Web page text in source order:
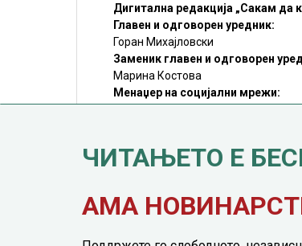
Дигитална редакција „Сакам да
Главен и одговорен уредник:
Горан Михајловски
Заменик главен и одговорен
Марина Костова
Менаџер на социјални мрежи:
©SDK.MK Крадењето авторски текстови е
Преземањето на авторски содржини
ЧИТАЊЕТО Е
АМА